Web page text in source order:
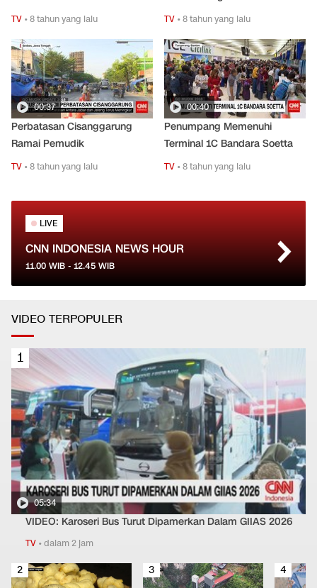
TV •8 tahun yang lalu TV •8 tahun yang lalu
00:37
Perbatasan Cisanggarung
Ramai Pemudik
TV •8 tahun yang lalu
00:40
Penumpang Memenuhi
Terminal 1C Bandara Soetta
TV •8 tahun yang lalu
LIVE
CNN INDONESIA NEWS HOUR
11.00 WIB - 12.45 WIB
VIDEO TERPOPULER
1
05:34
VIDEO: Karoseri Bus Turut Dipamerkan Dalam GIIAS 2026
TV•dalam 2 jam
2 3 4